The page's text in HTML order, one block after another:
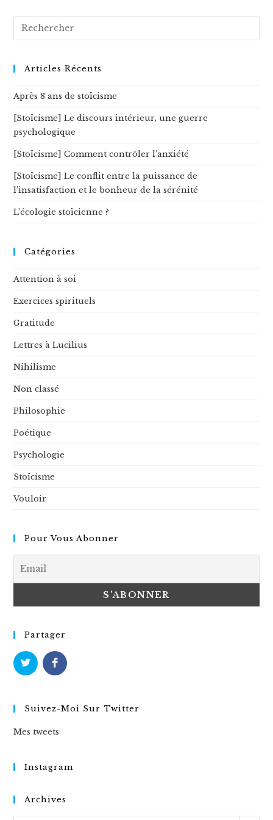
Rechercher
sur
siteArticles Récents
Après 8 ans de stoïcisme
[Stoïcisme] Le discours intérieur, une guerre
psychologique
[Stoïcisme] Comment contrôler l’anxiété
[Stoïcisme] Le conflit entre la puissance de
l’insatisfaction et le bonheur de la sérénité
L’écologie stoïcienne ?
Catégories
Attention à soi
Exercices spirituels
Gratitude
Lettres à Lucilius
Nihilisme
Non classé
Philosophie
Poétique
Psychologie
Stoïcisme
Vouloir
Pour Vous Abonner
Partager
Suivez-Moi Sur Twitter
Mes tweets
Instagram
Archives